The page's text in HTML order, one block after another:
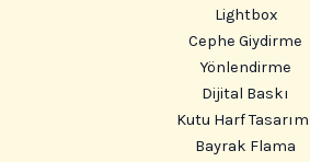
Lightbox
Cephe Giydirme
Yönlendirme
Dijital Baskı
Kutu Harf
Bayrak Flama